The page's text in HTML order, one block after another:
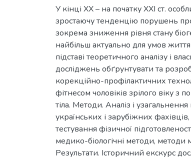
У кінці ХХ – на початку XXI ст.
зростаючу тенденцію порушень
зокрема зниження рівня стану
найбільш актуально для умов
підставі теоретичного аналізу і
досліджень обґрунтувати та
корекційно-профілактичних
фітнесом чоловіків зрілого віку з
тіла. Методи. Аналіз і
українських і зарубіжних
тестування фізичної
медико-біологічні методи, методи
Результати. Історичний екскурс